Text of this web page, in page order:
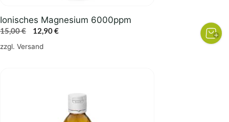
Ionisches Magnesium 6000ppm
15,00€
Ursprünglicher
Preis
12,90€Aktueller
zzgl. Versand